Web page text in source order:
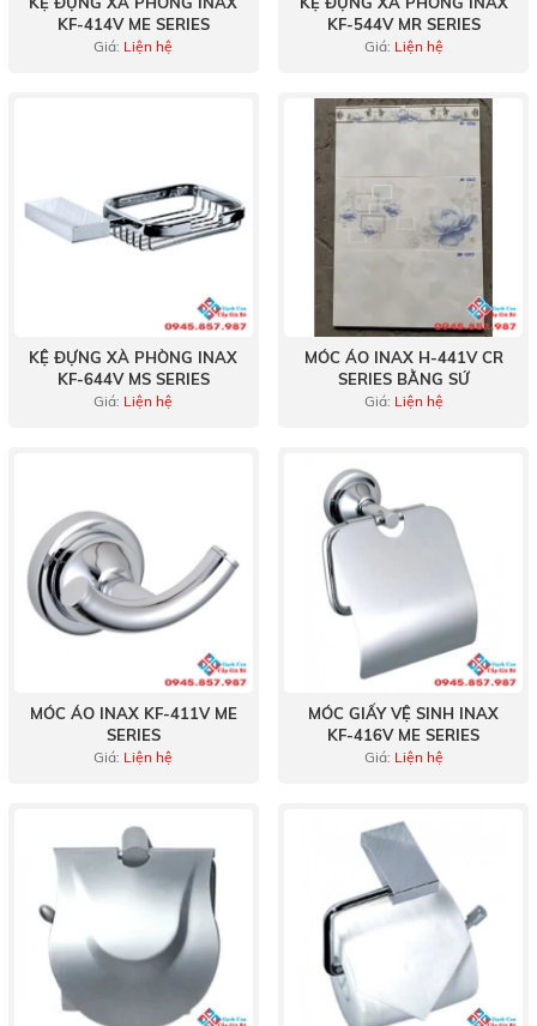
KF-414V ME SERIES
Giá: Liện hệ
KF-544V MR SERIES
Giá: Liện hệ
KỆ ĐỰNG XÀ PHÒNG INAX
KF-644V MS SERIES
Giá: Liện hệ
MÓC ÁO INAX H-441V CR
SERIES BẰNG SỨ
Giá: Liện hệ
MÓC ÁO INAX KF-411V ME
SERIES
Giá: Liện hệ
MÓC GIẤY VỆ SINH INAX
KF-416V ME SERIES
Giá: Liện hệ